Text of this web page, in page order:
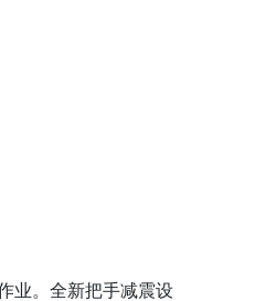
业。全新把手减震设